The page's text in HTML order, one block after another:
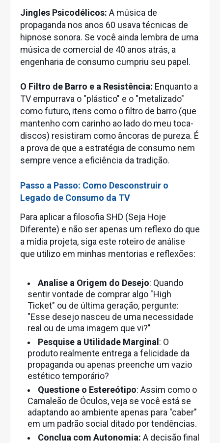
Jingles Psicodélicos: A música de
propaganda nos anos 60 usava técnicas de
hipnose sonora. Se você ainda lembra de uma
música de comercial de 40 anos atrás, a
engenharia de consumo cumpriu seu papel.
O Filtro de Barro e a Resistência: Enquanto a
TV empurrava o "plástico" e o "metalizado"
como futuro, itens como o filtro de barro (que
mantenho com carinho ao lado do meu toca-
discos) resistiram como âncoras de pureza. É
a prova de que a estratégia de consumo nem
sempre vence a eficiência da tradição.
Passo a Passo: Como Desconstruir o
Legado de Consumo da TV
Para aplicar a filosofia SHD (Seja Hoje
Diferente) e não ser apenas um reflexo do que
a mídia projeta, siga este roteiro de análise
que utilizo em minhas mentorias e reflexões:
Analise a Origem do Desejo: Quando
sentir vontade de comprar algo "High
Ticket" ou de última geração, pergunte:
"Esse desejo nasceu de uma necessidade
real ou de uma imagem que vi?"
Pesquise a Utilidade Marginal : O
produto realmente entrega a felicidade da
propaganda ou apenas preenche um vazio
estético temporário?
Questione o Estereótipo: Assim como o
Camaleão de Óculos, veja se você está se
adaptando ao ambiente apenas para "caber"
em um padrão social ditado por tendências.
Conclua com Autonomia: A decisão final